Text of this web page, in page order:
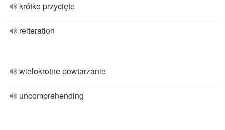
krótko przycięte
reiteration
wielokrotne powtarzanie
uncomprehending